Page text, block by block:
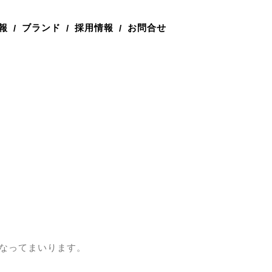
/ ブランド / 採用情報 / お問合せ
ってまいります。